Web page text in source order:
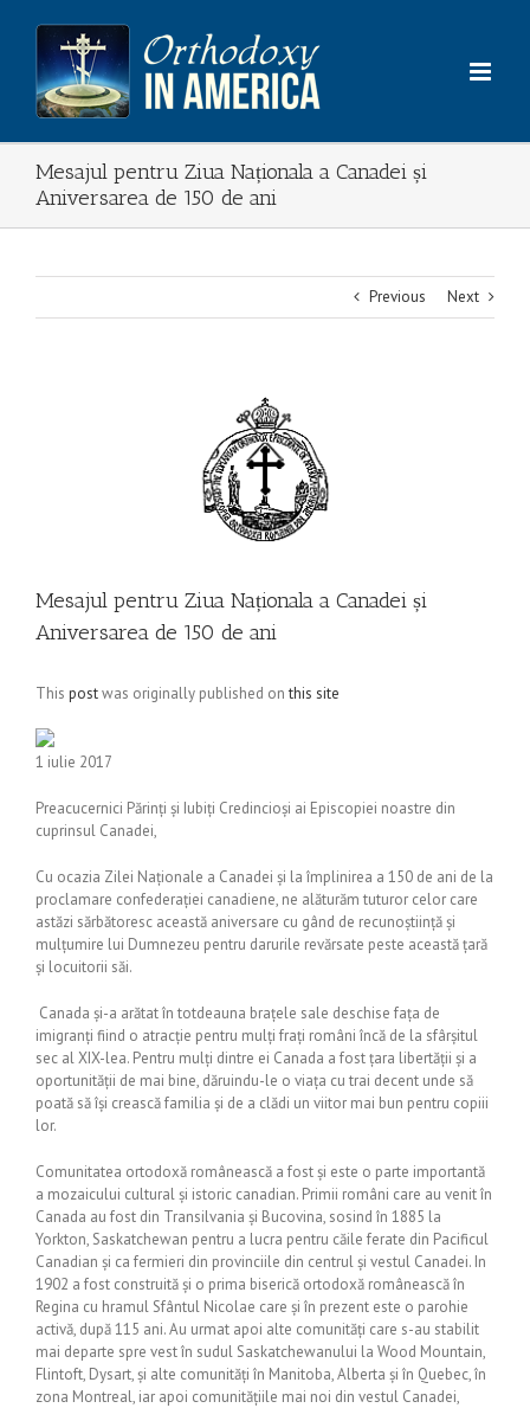
content
Mesajul pentru Ziua Naționala a Canadei și
Aniversarea de 150 de ani
Previous Next
Mesajul pentru Ziua Naționala a Canadei și
Aniversarea de 150 de ani
This postwas originally published onthis site
1 iulie 2017
Preacucernici Părinți și Iubiți Credincioși ai Episcopiei noastre din
cuprinsul Canadei,
Cu ocazia Zilei Naționale a Canadei și la împlinirea a 150 de ani de la
proclamare confederației canadiene, ne alăturăm tuturor celor care
astăzi sărbătoresc această aniversare cu gând de recunoștiință și
mulțumire lui Dumnezeu pentru darurile revărsate peste această țară
și locuitorii săi.
Canada și-a arătat în totdeauna brațele sale deschise fața de
imigranți fiind o atracție pentru mulți frați români încă de la sfârșitul
sec al XIX-lea. Pentru mulți dintre ei Canada a fost țara libertății și a
oportunității de mai bine, dăruindu-le o viața cu trai decent unde să
poată să își crească familia și de a clădi un viitor mai bun pentru copiii
lor.
Comunitatea ortodoxă românească a fost și este o parte importantă
a mozaicului cultural și istoric canadian. Primii români care au venit în
Canada au fost din Transilvania și Bucovina, sosind în 1885 la
Yorkton, Saskatchewan pentru a lucra pentru căile ferate din Pacificul
Canadian și ca fermieri din provinciile din centrul și vestul Canadei. In
1902 a fost construită și o prima biserică ortodoxă românească în
Regina cu hramul Sfântul Nicolae care și în prezent este o parohie
activă, după 115 ani. Au urmat apoi alte comunități care s-au stabilit
mai departe spre vest în sudul Saskatchewanului la Wood Mountain,
Flintoft, Dysart, și alte comunități în Manitoba, Alberta și în Quebec, în
zona Montreal, iar apoi comunitățiile mai noi din vestul Canadei,